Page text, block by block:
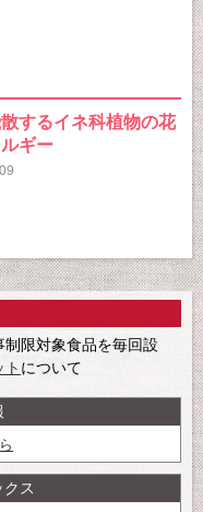
するイネ科植物の花
ギー
限対象食品を毎回設
ト について
ス